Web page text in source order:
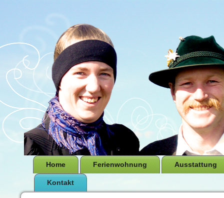
Home Ferienwohnung Ausstattung
Kontakt